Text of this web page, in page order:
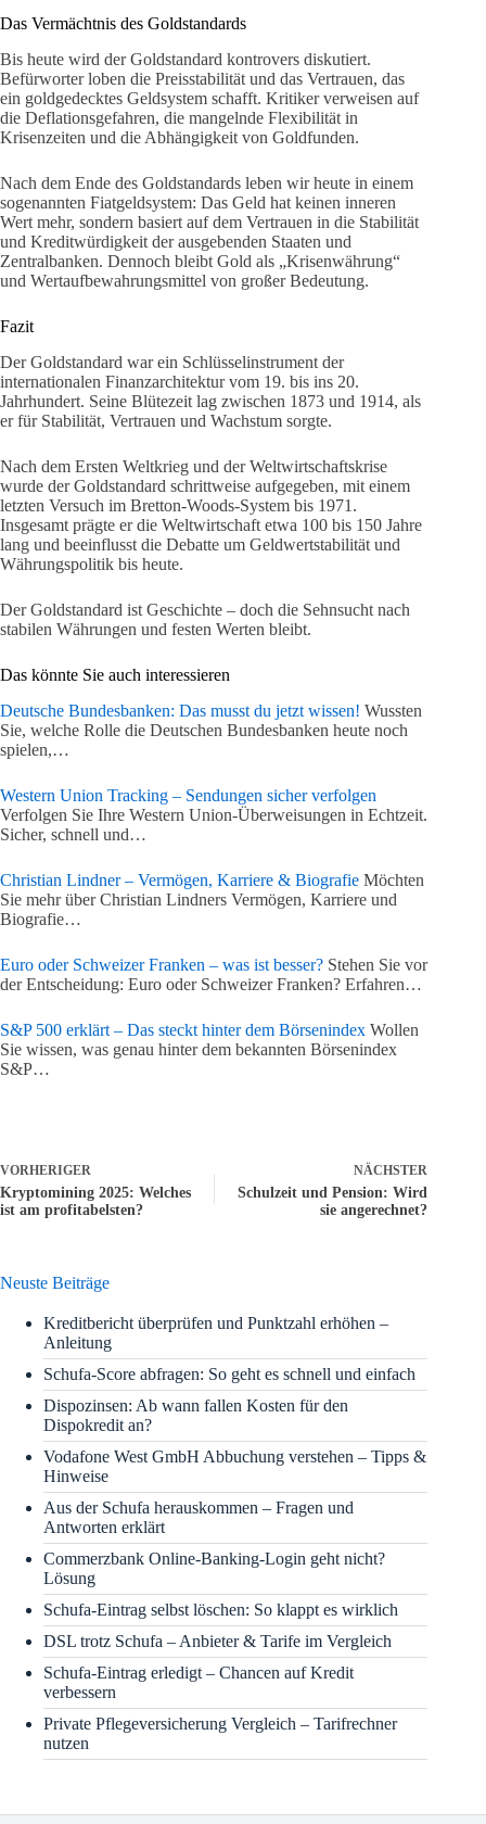
Das Vermächtnis des Goldstandards
Bis heute wird der Goldstandard kontrovers diskutiert.
Befürworter loben die Preisstabilität und das Vertrauen, das
ein goldgedecktes Geldsystem schafft. Kritiker verweisen auf
die Deflationsgefahren, die mangelnde Flexibilität in
Krisenzeiten und die Abhängigkeit von Goldfunden.
Nach dem Ende des Goldstandards leben wir heute in einem
sogenannten Fiatgeldsystem: Das Geld hat keinen inneren
Wert mehr, sondern basiert auf dem Vertrauen in die Stabilität
und Kreditwürdigkeit der ausgebenden Staaten und
Zentralbanken. Dennoch bleibt Gold als „Krisenwährung“
und Wertaufbewahrungsmittel von großer Bedeutung.
Fazit
Der Goldstandard war ein Schlüsselinstrument der
internationalen Finanzarchitektur vom 19. bis ins 20.
Jahrhundert. Seine Blütezeit lag zwischen 1873 und 1914, als
er für Stabilität, Vertrauen und Wachstum sorgte.
Nach dem Ersten Weltkrieg und der Weltwirtschaftskrise
wurde der Goldstandard schrittweise aufgegeben, mit einem
letzten Versuch im Bretton-Woods-System bis 1971.
Insgesamt prägte er die Weltwirtschaft etwa 100 bis 150 Jahre
lang und beeinflusst die Debatte um Geldwertstabilität und
Währungspolitik bis heute.
Der Goldstandard ist Geschichte – doch die Sehnsucht nach
stabilen Währungen und festen Werten bleibt.
Das könnte Sie auch interessieren
Deutsche Bundesbanken: Das musst du jetzt wissen! Wussten
Sie, welche Rolle die Deutschen Bundesbanken heute noch
spielen,…
Western Union Tracking – Sendungen sicher verfolgen
Verfolgen Sie Ihre Western Union-Überweisungen in Echtzeit.
Sicher, schnell und…
Christian Lindner – Vermögen, Karriere & Biografie Möchten
Sie mehr über Christian Lindners Vermögen, Karriere und
Biografie…
Euro oder Schweizer Franken – was ist besser? Stehen Sie vor
der Entscheidung: Euro oder Schweizer Franken? Erfahren…
S&P 500 erklärt – Das steckt hinter dem Börsenindex Wollen
Sie wissen, was genau hinter dem bekannten Börsenindex
S&P…
VORHERIGER
Kryptomining 2025: Welches
ist am profitabelsten?
NÄCHSTER
Schulzeit und Pension: Wird
sie angerechnet?
Neuste Beiträge
Kreditbericht überprüfen und Punktzahl erhöhen –
Anleitung
Schufa-Score abfragen: So geht es schnell und einfach
Dispozinsen: Ab wann fallen Kosten für den
Dispokredit an?
Vodafone West GmbH Abbuchung verstehen – Tipps &
Hinweise
Aus der Schufa herauskommen – Fragen und
Antworten erklärt
Commerzbank Online-Banking-Login geht nicht?
Lösung
Schufa-Eintrag selbst löschen: So klappt es wirklich
DSL trotz Schufa – Anbieter & Tarife im Vergleich
Schufa-Eintrag erledigt – Chancen auf Kredit
verbessern
Private Pflegeversicherung Vergleich – Tarifrechner
nutzen